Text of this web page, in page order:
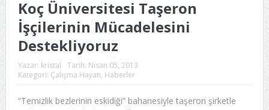
Koç Üniversitesi Taşeron
İşçilerinin Mücadelesini
Destekliyoruz
Yazar: kristal Tarih: Nisan 05, 2013
Kategori: Çalışma Hayatı, Haberler
“Temizlik bezlerinin eskidiği” bahanesiyle taşeron şirketle